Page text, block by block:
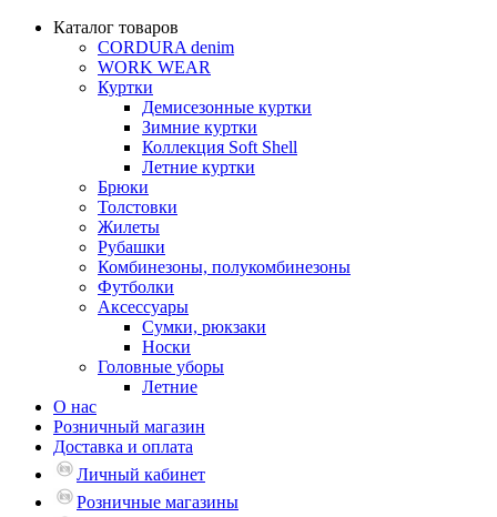
Каталог товаров
CORDURA denim
WORK WEAR
Куртки
Демисезонные куртки
Зимние куртки
Коллекция Soft Shell
Летние куртки
Брюки
Толстовки
Жилеты
Рубашки
Комбинезоны, полукомбинезоны
Футболки
Аксессуары
Сумки, рюкзаки
Носки
Головные уборы
Летние
О нас
Розничный магазин
Доставка и оплата
Личный кабинет
Розничные магазины